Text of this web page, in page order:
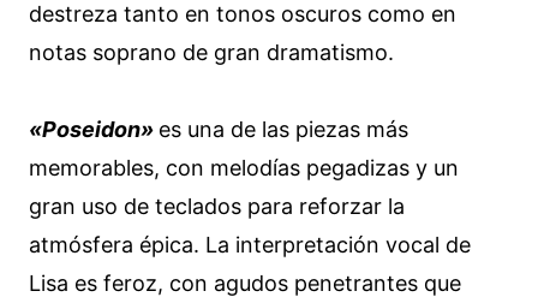
destreza tanto en tonos oscuros como en
notas soprano de gran dramatismo.
«Poseidon» es una de las piezas más
memorables, con melodías pegadizas y un
gran uso de teclados para reforzar la
atmósfera épica. La interpretación vocal de
Lisa es feroz, con agudos penetrantes que